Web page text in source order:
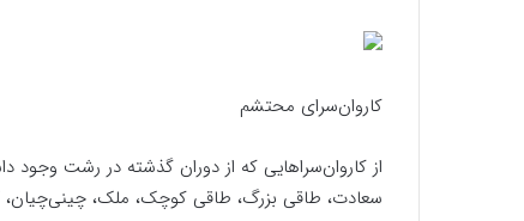
کاروان‌سرای محتشم
از کاروان‌سراهایی که از دوران گذشته در رشت وجود
سعادت، طاقی بزرگ، طاقی کوچک، ملک،